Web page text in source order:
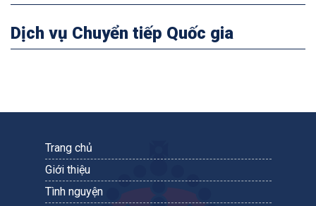
Dịch vụ Chuyển tiếp Quốc gia
Trang chủ
Giới thiệu
Tình nguyện